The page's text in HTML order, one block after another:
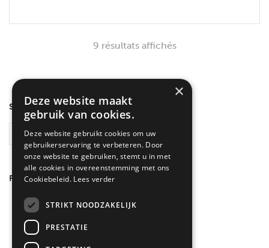
9 résultats affichés
SEARCH
RECHERCHE
FILTRER PAR COULEUR
Inox(3)
Noir(6)
×
Deze website maakt
gebruik van cookies.
Deze website gebruikt cookies om uw
gebruikerservaring te verbeteren. Door
onze website te gebruiken, stemt u in met
alle cookies in overeenstemming met ons
Cookiebeleid. Lees verder
STRIKT NOODZAKELIJK
PRESTATIE